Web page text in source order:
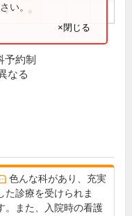
●い。
×閉じる
予約制
なる
色んな科があり、充実
た診療を受けられま
。また、入院時の看護